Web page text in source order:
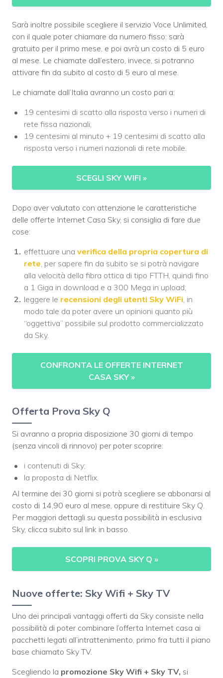
Sarà inoltre possibile scegliere il servizio Voce Unlimited,
con il quale poter chiamare da numero fisso: sarà
gratuito per il primo mese, e poi avrà un costo di 5 euro
al mese. Le chiamate dall’estero, invece, si potranno
attivare fin da subito al costo di 5 euro al mese.
Le chiamate dall’Italia avranno un costo pari a:
19 centesimi di scatto alla risposta verso i numeri di
rete fissa nazionali;
19 centesimi al minuto + 19 centesimi di scatto alla
risposta verso i numeri nazionali di rete mobile.
SCEGLI SKY WIFI »
Dopo aver valutato con attenzione le caratteristiche
delle offerte Internet Casa Sky, si consiglia di fare due
cose:
effettuare una verifica della propria copertura di
rete , per sapere fin da subito se si potrà navigare
alla velocità della fibra ottica di tipo FTTH, quindi fino
a 1 Giga in download e a 300 Mega in upload;
leggere le recensioni degli utenti Sky WiFi , in
modo tale da poter avere un opinioni quanto più
“oggettiva” possibile sul prodotto commercializzato
da Sky.
CONFRONTA LE OFFERTE INTERNET
CASA SKY»
Offerta Prova Sky Q
Si avranno a propria disposizione 30 giorni di tempo
(senza vincoli di rinnovo) per poter scoprire:
i contenuti di Sky;
la proposta di Netflix.
Al termine dei 30 giorni si potrà scegliere se abbonarsi al
costo di 14,90 euro al mese, oppure di restituire Sky Q.
Per maggiori dettagli su questa possibilità in esclusiva
Sky, clicca subito sul link in basso.
SCOPRI PROVA SKY Q »
Nuove offerte: Sky Wifi + Sky TV
Uno dei principali vantaggi offerti da Sky consiste nella
possibilità di poter combinare l’offerta Internet casa ai
pacchetti legati all’intrattenimento, primo fra tutti il piano
base chiamato Sky TV.
Scegliendo la promozione Sky Wifi + Sky TV, si